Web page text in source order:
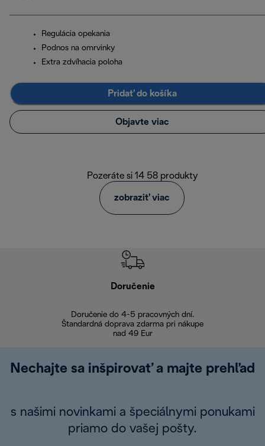
Regulácia opekania
Podnos na omrvinky
Extra zdvíhacia poloha
Pridať do košíka
Objavte viac
Pozeráte si 14 58 produkty
zobraziť viac
Doručenie
Doručenie do 4-5 pracovných dní.
Štandardná doprava zdarma pri nákupe
nad 49 Eur
Nechajte sa inšpirovať a majte prehľad
s našimi novinkami a špeciálnymi ponukami
priamo do vašej pošty.